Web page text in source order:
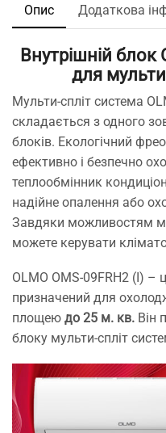
Опис Додаткова
Внутрішній блок
для
Мульти-спліт система
складається з одного
блоків. Екологічний
ефективно і безпечно
теплообмінник
надійне опалення або
Завдяки можливостям
можете керувати
OLMO OMS-09FRH2 (I) –
призначений для
площею до 25 м. кв. Він
блоку мульти-спліт